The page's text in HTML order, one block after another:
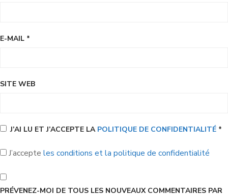
E-MAIL *
SITE WEB
J’AI LU ET J’ACCEPTE LA POLITIQUE DE CONFIDENTIALITÉ *
J’accepte les conditions et la politique de confidentialité
PRÉVENEZ-MOI DE TOUS LES NOUVEAUX COMMENTAIRES PAR